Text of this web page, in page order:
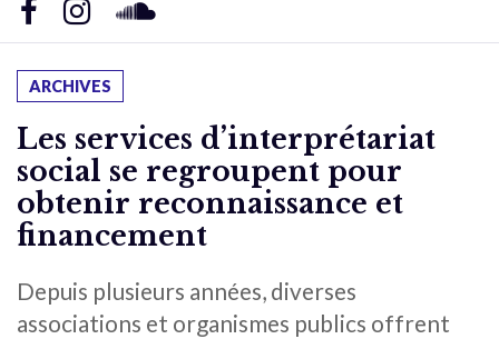
ARCHIVES
Les services d’interprétariat
social se regroupent pour
obtenir reconnaissance et
financement
Depuis plusieurs années, diverses
associations et organismes publics offrent